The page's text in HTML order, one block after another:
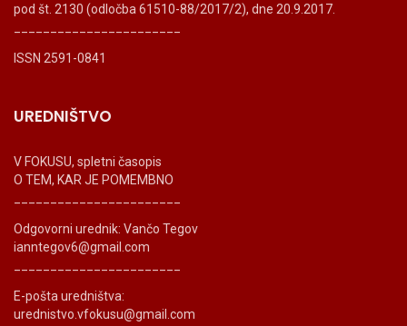
pod št. 2130 (odločba 61510-88/2017/2), dne 20.9.2017.
ISSN 2591-0841
UREDNIŠTVO
V FOKUSU, spletni časopis
O TEM, KAR JE POMEMBNO
Odgovorni urednik: Vančo Tegov
ianntegov6@gmail.com
E-pošta uredništva:
urednistvo.vfokusu@gmail.com